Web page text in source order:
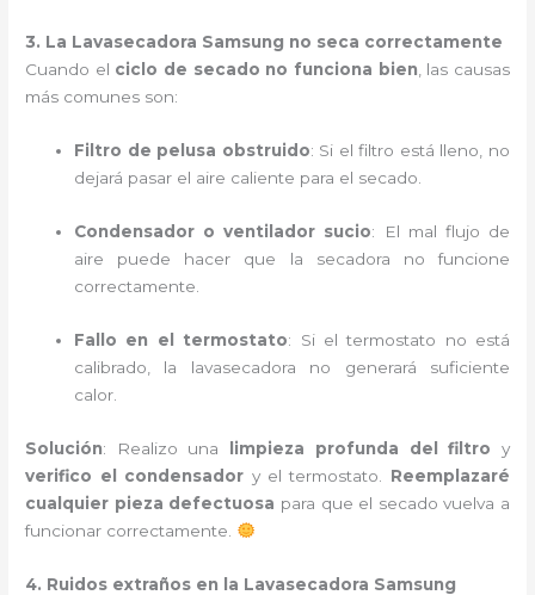
3. La Lavasecadora Samsung no seca correctamente
Cuando el ciclo de secado no funciona bien, las causas
más comunes son:
Filtro de pelusa obstruido: Si el filtro está lleno, no
dejará pasar el aire caliente para el secado.
Condensador o ventilador sucio: El mal flujo de
aire puede hacer que la secadora no funcione
correctamente.
Fallo en el termostato: Si el termostato no está
calibrado, la lavasecadora no generará suficiente
calor.
Solución: Realizo una limpieza profunda del filtro y
verifico el condensador y el termostato. Reemplazaré
cualquier pieza defectuosa para que el secado vuelva a
funcionar correctamente.
4. Ruidos extraños en la Lavasecadora Samsung